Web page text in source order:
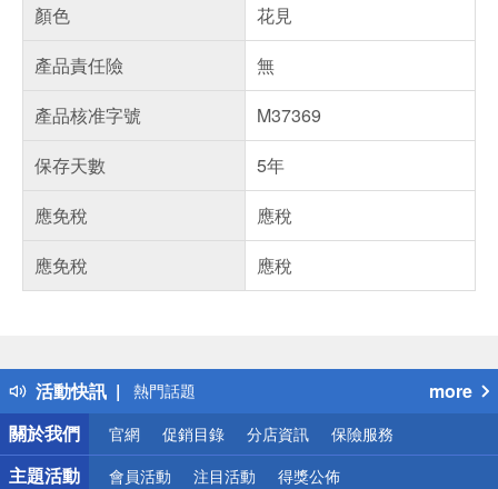
顏色
花見
產品責任險
無
產品核准字號
M37369
保存天數
5年
應免稅
應稅
應免稅
應稅
活動快訊
得獎公告
熱門話題
銀行優惠
偏遠地區配送
詐騙網頁！請小心！
more
關於我們
官網 促銷目錄 分店資訊 保險服務
主題活動 會員活動 注目活動 得獎公佈